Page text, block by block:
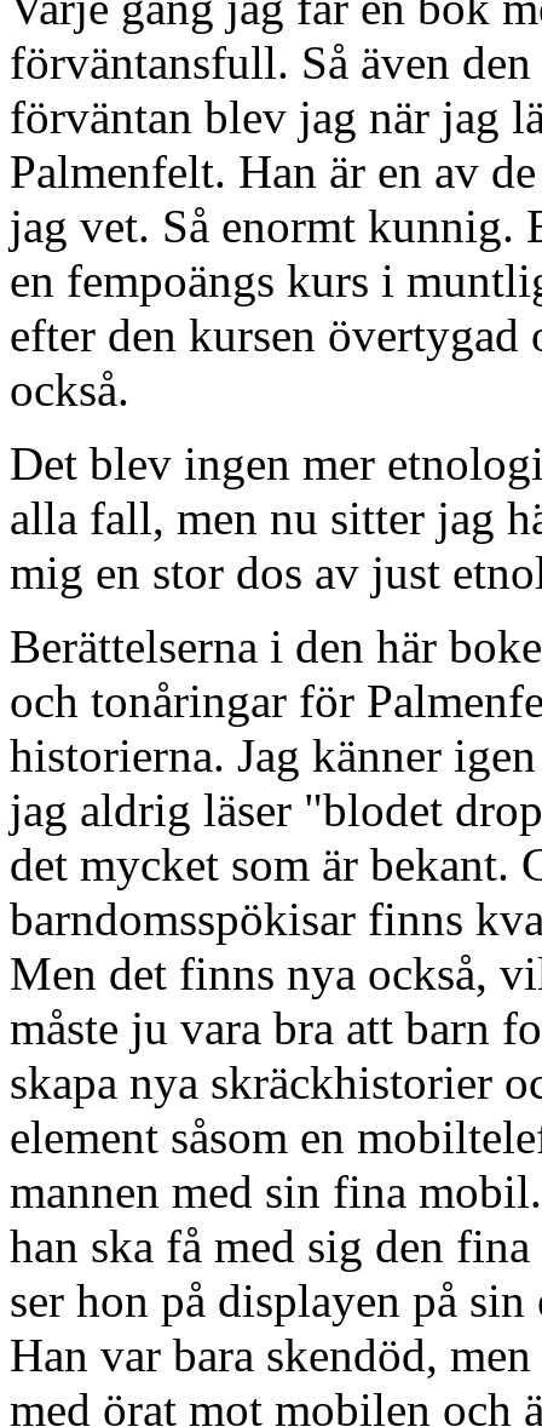
förväntansfull. Så även
förväntan blev jag när jag
Palmenfelt. Han är en av
jag vet. Så enormt kunnig.
en fempoängs kurs i
efter den kursen
också.
Det blev ingen mer
alla fall, men nu sitter jag
mig en stor dos av just
Berättelserna i den här
och tonåringar för
historierna. Jag känner
jag aldrig läser "blodet
det mycket som är bekant.
barndomsspökisar finns
Men det finns nya också,
måste ju vara bra att barn
skapa nya skräckhistorier
element såsom en
mannen med sin fina
han ska få med sig den
ser hon på displayen på
Han var bara skendöd,
med örat mot mobilen och